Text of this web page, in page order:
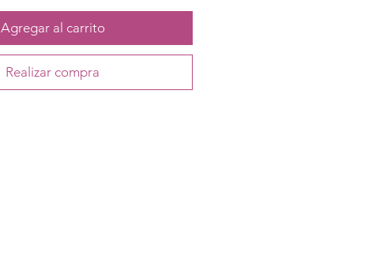
Agregar al carrito
Realizar compra